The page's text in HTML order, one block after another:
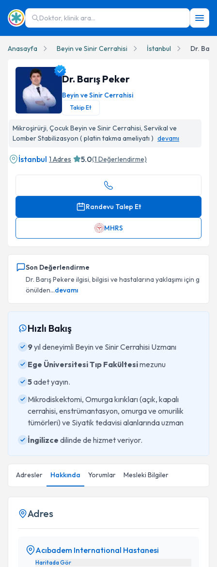
Doktor, klinik ara...
Anasayfa Beyin ve Sinir Cerrahisi İstanbul Dr.
Dr. Barış Peker
Beyin ve Sinir Cerrahisi
Takip Et
Mikroşirürji, Çocuk Beyin ve Sinir Cerrahisi, Servikal ve
Lomber Stabilizasyon ( platin takma ameliyatı ) devamı
İstanbul 1 Adres 5.0(1 Değerlendirme)
Randevu Talep Et
MHRS
Son Değerlendirme
Dr. Barış Pekere ilgisi, bilgisi ve hastalarına yaklaşımı için g
önülden...devamı
Hızlı Bakış
9yıl deneyimli Beyin ve Sinir Cerrahisi Uzmanı
Ege Üniversitesi Tıp Fakültesimezunu
5adet yayın.
Mikrodiskektomi, Omurga kırıkları (açık, kapalı
cerrahisi, enstrümantasyon, omurga ve omurilik
tümörleri) ve Siyatik tedavisi alanlarında uzman
İngilizce dilinde de hizmet veriyor.
Adresler Hakkında Yorumlar Mesleki Bilgiler
Adres
Acıbadem International Hastanesi
Haritada Gör